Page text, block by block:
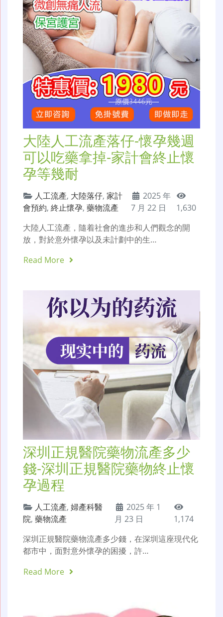
大陸人工流產落仔-懷孕幾週
可以吃藥拿掉-家計會終止懷
孕等幾耐
人工流產, 大陸落仔, 家計
會預約, 終止懷孕, 藥物流產
2025 年
7 月 22 日
1,630
大陸人工流產，隨着社會的進步和人們觀念的開
放，對於意外懷孕以及未計劃中的生…
Read More
深圳正規醫院藥物流產多少
錢-深圳正規醫院藥物終止懷
孕過程
人工流產, 婦產科醫
院, 藥物流產
2025 年 1
月 23 日
1,174
深圳正規醫院藥物流產多少錢，在深圳這座現代化
都市中，面對意外懷孕的困擾，許…
Read More